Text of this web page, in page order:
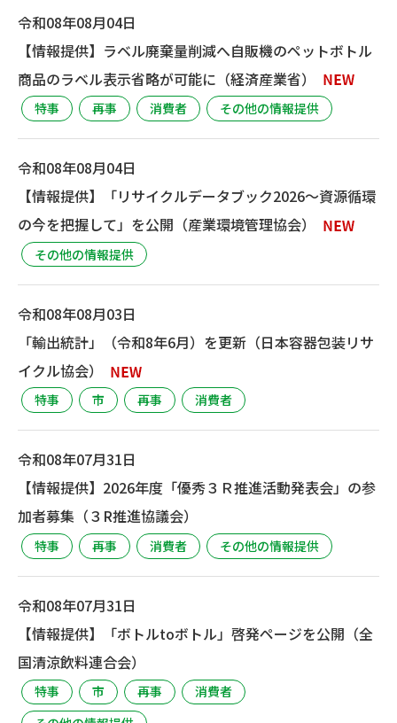
令和08年08月04日
【情報提供】ラベル廃棄量削減へ自販機のペットボトル
商品のラベル表示省略が可能に（経済産業省）
特事 再事 消費者 その他の情報提供
令和08年08月04日
【情報提供】「リサイクルデータブック2026～資源循環
の今を把握して」を公開（産業環境管理協会）
その他の情報提供
令和08年08月03日
「輸出統計」（令和8年6月）を更新（日本容器包装リサ
イクル協会）
特事 市 再事 消費者
令和08年07月31日
【情報提供】2026年度「優秀３Ｒ推進活動発表会」の参
加者募集（３R推進協議会）
特事 再事 消費者 その他の情報提供
令和08年07月31日
【情報提供】「ボトルtoボトル」啓発ページを公開（全
国清涼飲料連合会）
特事 市 再事
消費者